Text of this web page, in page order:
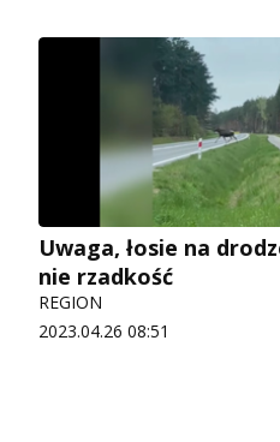
Uwaga, łosie na
nie rzadkość
REGION
2023.04.26 08:51